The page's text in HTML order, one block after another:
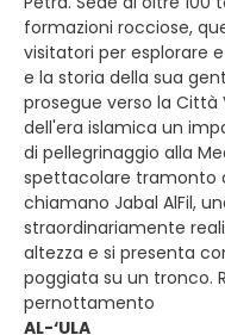
formazioni rocciose,
visitatori per esplorare
e la storia della sua
prosegue verso la Città
dell'era islamica un
di pellegrinaggio alla
spettacolare tramonto
chiamano Jabal AlFil,
straordinariamente
altezza e si presenta
poggiata su un tronco.
pernottamento
AL-‘ULA